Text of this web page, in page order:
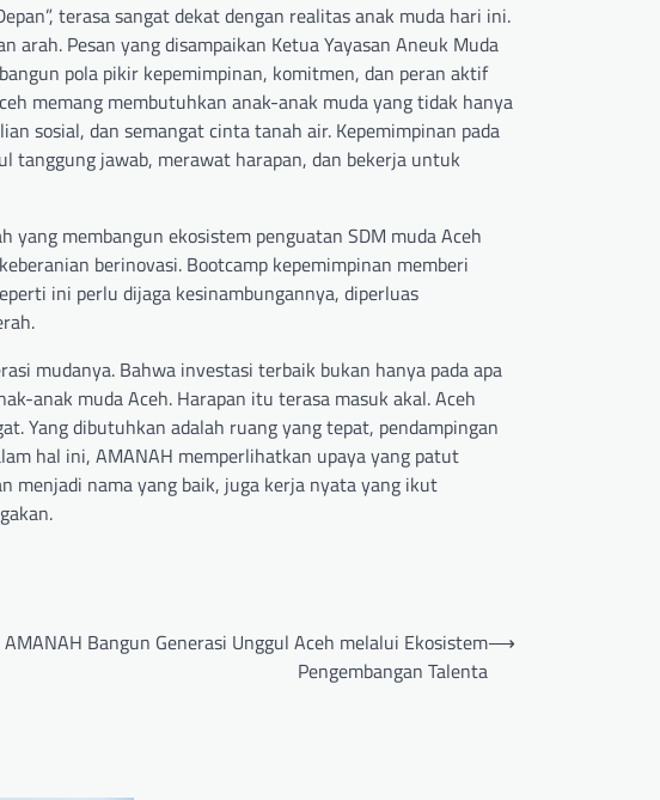
terasa sangat dekat dengan realitas anak muda hari ini.
Pesan yang disampaikan Ketua Yayasan Aneuk Muda
pola pikir kepemimpinan, komitmen, dan peran aktif
memang membutuhkan anak-anak muda yang tidak hanya
sosial, dan semangat cinta tanah air. Kepemimpinan pada
tanggung jawab, merawat harapan, dan bekerja untuk
yang membangun ekosistem penguatan SDM muda Aceh
berinovasi. Bootcamp kepemimpinan memberi
ini perlu dijaga kesinambungannya, diperluas
mudanya. Bahwa investasi terbaik bukan hanya pada apa
anak muda Aceh. Harapan itu terasa masuk akal. Aceh
Yang dibutuhkan adalah ruang yang tepat, pendampingan
hal ini, AMANAH memperlihatkan upaya yang patut
menjadi nama yang baik, juga kerja nyata yang ikut
AMANAH Bangun Generasi Unggul Aceh melalui Ekosistem
Pengembangan Talenta
⟶